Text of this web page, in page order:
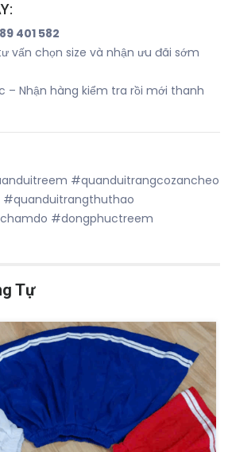
401 582
vấn chọn size và nhận ưu đãi sớm
– Nhận hàng kiểm tra rồi mới thanh
#quanduitrangcozancheo
#dongphuctreem
Tự